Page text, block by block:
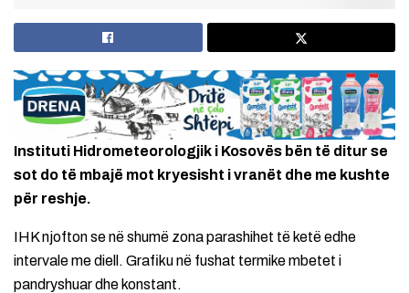
Instituti Hidrometeorologjik i Kosovës bën të ditur se
sot do të mbajë mot kryesisht i vranët dhe me kushte
për reshje.
IHK njofton se në shumë zona parashihet të ketë edhe
intervale me diell. Grafiku në fushat termike mbetet i
pandryshuar dhe konstant.